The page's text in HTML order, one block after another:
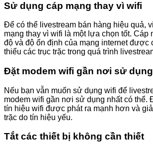
Sử dụng cáp mạng thay vì wifi
Để có thể livestream bán hàng hiệu quả,
mạng thay vì wifi là một lựa chọn tốt. Cáp
độ và độ ổn định của mạng internet được
thiểu các trục trặc trong quá trình
Đặt modem wifi gần nơi sử dụng
Nếu bạn vẫn muốn sử dụng wifi để
modem wifi gần nơi sử dụng nhất có thể.
tín hiệu wifi được phát ra mạnh hơn và
trặc do tín hiệu yếu.
Tắt các thiết bị không cần thiết